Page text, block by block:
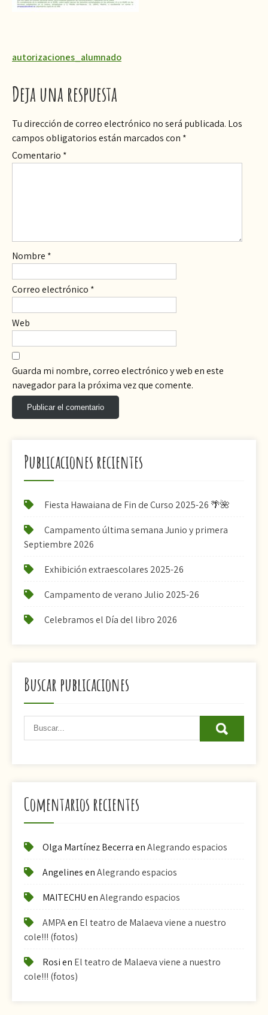
Navegación
de
entradas
autorizaciones_alumnado
Deja una respuesta
Tu dirección de correo electrónico no será publicada. Los
campos obligatorios están marcados con *
Comentario *
Nombre *
Correo electrónico *
Web
Guarda mi nombre, correo electrónico y web en este
navegador para la próxima vez que comente.
Publicaciones recientes
Fiesta Hawaiana de Fin de Curso 2025-26 🌴🌺
Campamento última semana Junio y primera
Septiembre 2026
Exhibición extraescolares 2025-26
Campamento de verano Julio 2025-26
Celebramos el Día del libro 2026
Buscar publicaciones
Comentarios recientes
Olga Martínez BecerraenAlegrando espacios
AngelinesenAlegrando espacios
MAITECHUenAlegrando espacios
AMPAen El teatro de Malaeva viene a nuestro
cole!!! (fotos)
Rosien El teatro de Malaeva viene a nuestro
cole!!! (fotos)